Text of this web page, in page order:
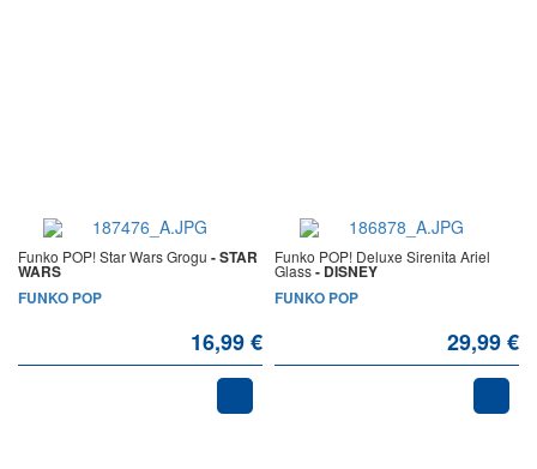
Funko POP! Star Wars Grogu - STAR
WARS
FUNKO POP
16,99 €
Funko POP! Deluxe Sirenita Ariel
Glass- DISNEY
FUNKO POP
29,99 €